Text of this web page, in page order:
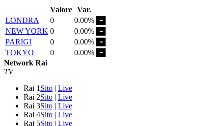
Valore Var.
LONDRA
0
0.00%
NEW YORK 0
0.00%
PARIGI
0
0.00%
TOKYO
0
0.00%
Network Rai
TV
Rai 1 Sito | Live
Rai 2Sito | Live
Rai 3Sito | Live
Rai 4Sito | Live
Rai 5Sito | Live